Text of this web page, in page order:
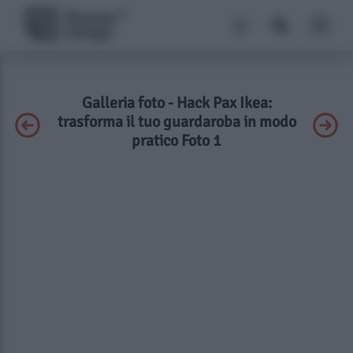
Galleria foto - Hack Pax Ikea:
trasforma il tuo guardaroba in modo
pratico Foto 1